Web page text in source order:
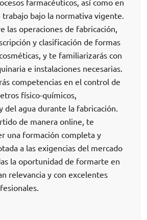
farmacéuticos, así como en
trabajo bajo la normativa vigente.
las operaciones de fabricación,
y clasificación de formas
y te familiarizarás con
e instalaciones necesarias.
competencias en el control de
físico-químicos,
del agua durante la fabricación.
de manera online, te
una formación completa y
a las exigencias del mercado
la oportunidad de formarte en
relevancia y con excelentes